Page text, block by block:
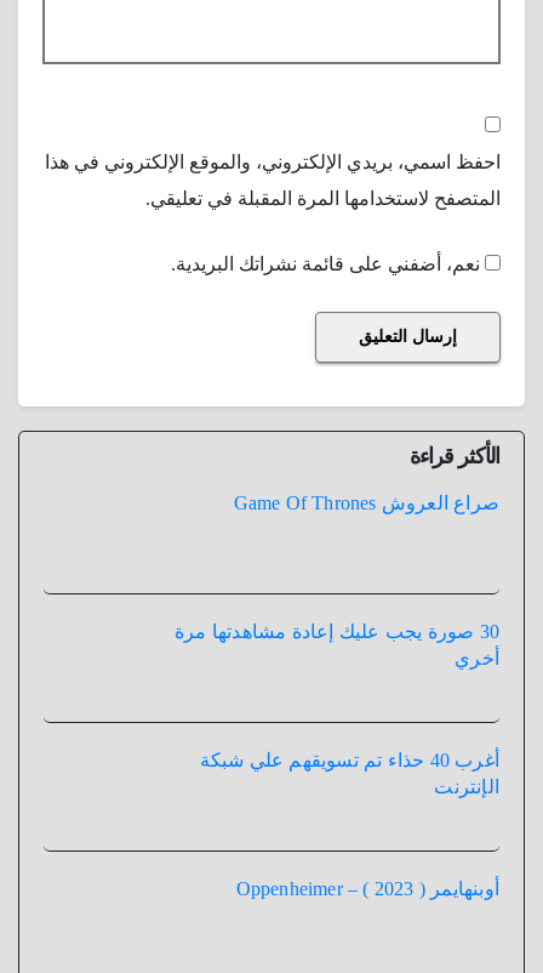
احفظ اسمي، بريدي الإلكتروني، والموقع الإلكتروني في هذا
المتصفح لاستخدامها المرة المقبلة في تعليقي.
نعم، أضفني على قائمة نشراتك البريدية.
الأكثر قراءة
صراع العروش Game Of Thrones
30 صورة يجب عليك إعادة مشاهدتها مرة
أخري
أغرب 40 حذاء تم تسويقهم علي شبكة
الإنترنت
أوبنهايمر ( 2023 ) – Oppenheimer